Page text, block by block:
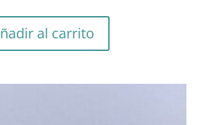
al carrito